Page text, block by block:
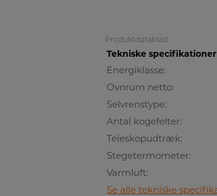
Produktdatablad
Tekniske specifikationer
Energiklasse:
Ovnrum netto:
Selvrenstype:
Antal kogefelter:
Teleskopudtræk:
Stegetermometer:
Varmluft:
Se alle tekniske